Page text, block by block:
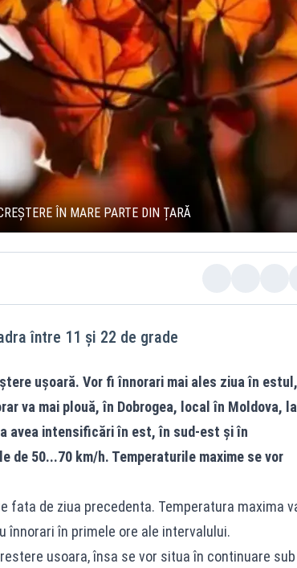
ÎN MARE PARTE DIN ȚARĂ
între 11 şi 22 de grade
ușoară. Vor fi înnorari mai ales ziua în estul,
va mai plouă, în Dobrogea, local în Moldova, la
avea intensificări în est, în sud-est și în
50...70 km/h. Temperaturile maxime se vor
fata de ziua precedenta. Temperatura maxima
înnorari în primele ore ale intervalului.
usoara, însa se vor situa în continuare sub